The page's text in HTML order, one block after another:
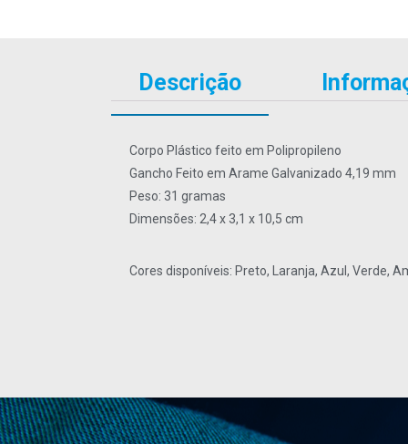
Descrição
Corpo Plástico feito em Polipropileno
Gancho Feito em Arame Galvanizado 4,19 mm
Peso: 31 gramas
Dimensões: 2,4 x 3,1 x 10,5 cm
Cores disponíveis: Preto, Laranja, Azul, Verde,